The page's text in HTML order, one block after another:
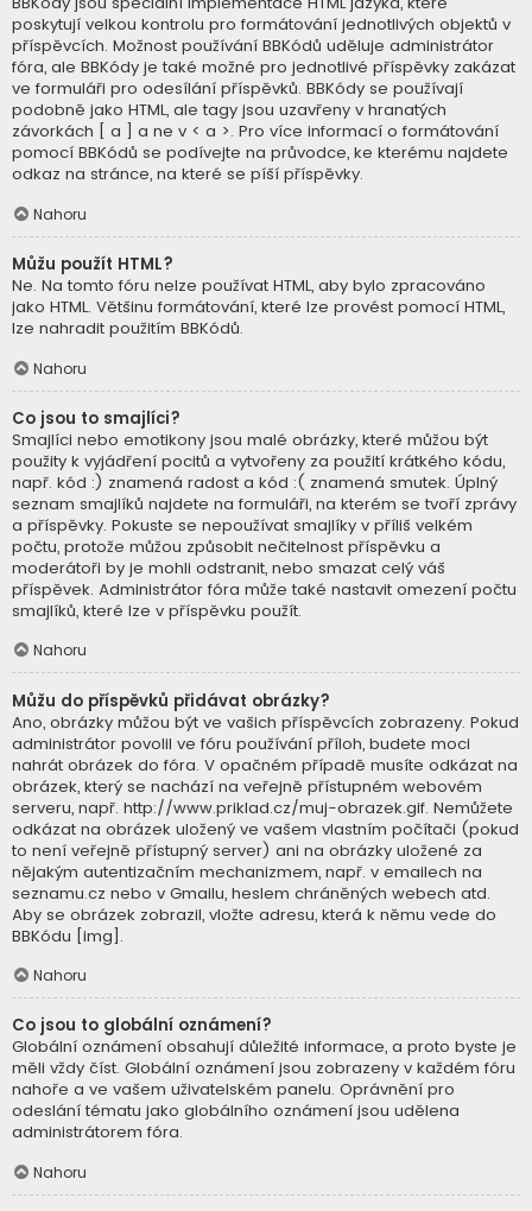
poskytují velkou kontrolu pro formátování jednotlivých objektů v
příspěvcích. Možnost používání BBKódů uděluje administrátor
fóra, ale BBKódy je také možné pro jednotlivé příspěvky zakázat
ve formuláři pro odesílání příspěvků. BBKódy se používají
podobně jako HTML, ale tagy jsou uzavřeny v hranatých
závorkách [ a ] a ne v < a >. Pro více informací o formátování
pomocí BBKódů se podívejte na průvodce, ke kterému najdete
odkaz na stránce, na které se píší příspěvky.
Nahoru
Můžu použít HTML?
Ne. Na tomto fóru nelze používat HTML, aby bylo zpracováno
jako HTML. Většinu formátování, které lze provést pomocí HTML,
lze nahradit použitím BBKódů.
Nahoru
Co jsou to smajlíci?
Smajlíci nebo emotikony jsou malé obrázky, které můžou být
použity k vyjádření pocitů a vytvořeny za použití krátkého kódu,
např. kód :) znamená radost a kód :( znamená smutek. Úplný
seznam smajlíků najdete na formuláři, na kterém se tvoří zprávy
a příspěvky. Pokuste se nepoužívat smajlíky v příliš velkém
počtu, protože můžou způsobit nečitelnost příspěvku a
moderátoři by je mohli odstranit, nebo smazat celý váš
příspěvek. Administrátor fóra může také nastavit omezení počtu
smajlíků, které lze v příspěvku použít.
Nahoru
Můžu do příspěvků přidávat obrázky?
Ano, obrázky můžou být ve vašich příspěvcích zobrazeny. Pokud
administrátor povolil ve fóru používání příloh, budete moci
nahrát obrázek do fóra. V opačném případě musíte odkázat na
obrázek, který se nachází na veřejně přístupném webovém
serveru, např. http://www.priklad.cz/muj-obrazek.gif. Nemůžete
odkázat na obrázek uložený ve vašem vlastním počítači (pokud
to není veřejně přístupný server) ani na obrázky uložené za
nějakým autentizačním mechanizmem, např. v emailech na
seznamu.cz nebo v Gmailu, heslem chráněných webech atd.
Aby se obrázek zobrazil, vložte adresu, která k němu vede do
BBKódu [img].
Nahoru
Co jsou to globální oznámení?
Globální oznámení obsahují důležité informace, a proto byste je
měli vždy číst. Globální oznámení jsou zobrazeny v každém fóru
nahoře a ve vašem uživatelském panelu. Oprávnění pro
odeslání tématu jako globálního oznámení jsou udělena
administrátorem fóra.
Nahoru